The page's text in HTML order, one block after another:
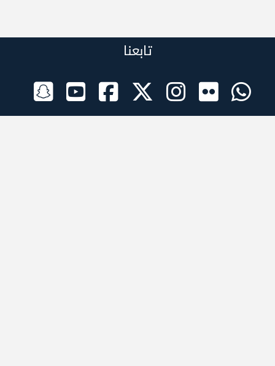
تابعنا